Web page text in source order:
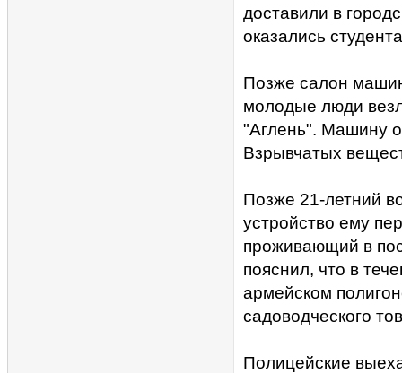
доставили в
оказались
Позже салон
молодые люди
"Аглень". Машину
Взрывчатых
Позже 21-летний
устройство ему
проживающий в
пояснил, что в
армейском
садоводческого
Полицейские